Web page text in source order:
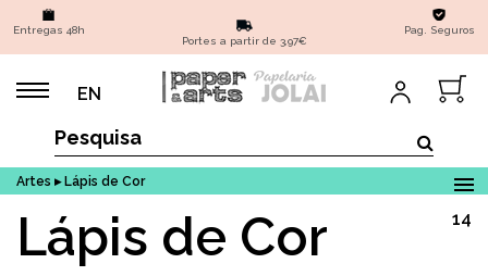
Entregas 48h
Portes a partir de 3,97€
Pag. Seguros
EN
Artes ▸ Lápis de Cor
Lápis de Cor 14